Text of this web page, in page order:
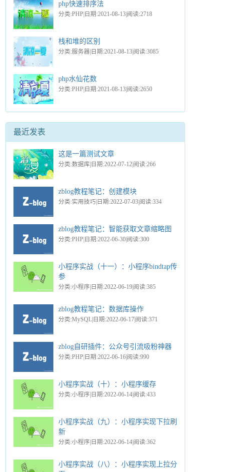
php快速排序法
分类:PHP|日期:2021-08-13|阅读:2718
栈和堆的区别
分类:服务器|日期:2021-08-13|阅读:3085
php水仙花数
分类:PHP|日期:2021-08-13|阅读:2650
最近发表
这是一篇测试文章
分类:数据库|日期:2022-07-12|阅读:266
zblog教程笔记：创建模块
分类:实用技巧|日期:2022-07-03|阅读:334
zblog教程笔记：智能获取文章缩略图
分类:PHP|日期:2022-06-30|阅读:300
小程序实战（十一）：小程序bindtap传
参
分类:小程序|日期:2022-06-19|阅读:385
zblog教程笔记：数据库操作
分类:MySQL|日期:2022-06-17|阅读:371
zblog自研插件：公众号引流吸粉神器
分类:PHP|日期:2022-06-16|阅读:990
小程序实战（十）：小程序缓存
分类:小程序|日期:2022-06-14|阅读:433
小程序实战（九）：小程序实现下拉刷
新
分类:小程序|日期:2022-06-14|阅读:362
小程序实战（八）：小程序实现上拉分